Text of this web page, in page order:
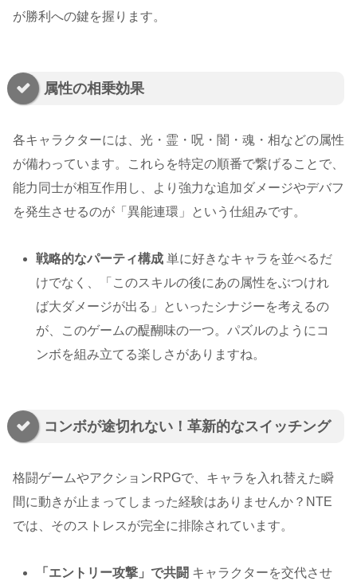
が勝利への鍵を握ります。
属性の相乗効果
各キャラクターには、光・霊・呪・闇・魂・相などの属性
が備わっています。これらを特定の順番で繋げることで、
能力同士が相互作用し、より強力な追加ダメージやデバフ
を発生させるのが「異能連環」という仕組みです。
戦略的なパーティ構成 単に好きなキャラを並べるだ
けでなく、「このスキルの後にあの属性をぶつけれ
ば大ダメージが出る」といったシナジーを考えるの
が、このゲームの醍醐味の一つ。パズルのようにコ
ンボを組み立てる楽しさがありますね。
コンボが途切れない！革新的なスイッチング
格闘ゲームやアクションRPGで、キャラを入れ替えた瞬
間に動きが止まってしまった経験はありませんか？NTE
では、そのストレスが完全に排除されています。
「エントリー攻撃」で共闘 キャラクターを交代させ